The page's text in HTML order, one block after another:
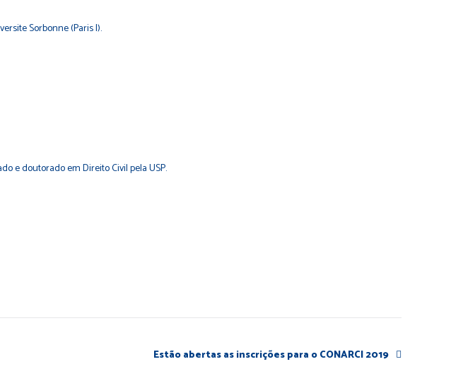
Sorbonne (Paris I).
e doutorado em Direito Civil pela USP.
Estão abertas as inscrições para o CONARCI 2019